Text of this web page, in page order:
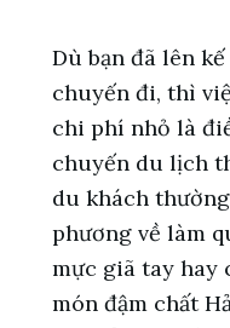
Dù bạn đã lên
chuyến đi, thì
chi phí nhỏ là
chuyến du lịch
du khách
phương về làm
mực giã tay hay
món đậm chất